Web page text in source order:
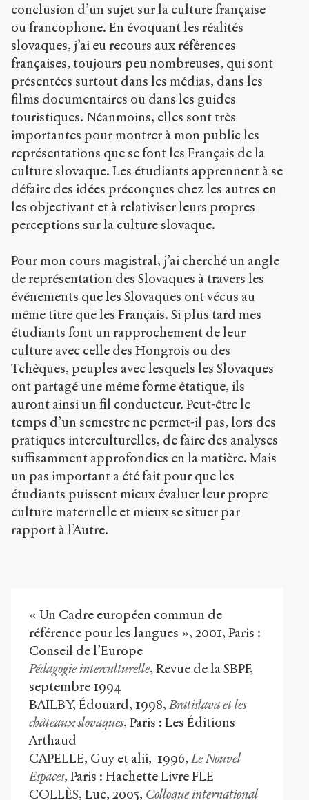
conclusion d’un sujet sur la culture française
ou francophone. En évoquant les réalités
slovaques, j’ai eu recours aux références
françaises, toujours peu nombreuses, qui sont
présentées surtout dans les médias, dans les
films documentaires ou dans les guides
touristiques. Néanmoins, elles sont très
importantes pour montrer à mon public les
représentations que se font les Français de la
culture slovaque. Les étudiants apprennent à se
défaire des idées préconçues chez les autres en
les objectivant et à relativiser leurs propres
perceptions sur la culture slovaque.
Pour mon cours magistral, j’ai cherché un angle
de représentation des Slovaques à travers les
événements que les Slovaques ont vécus au
même titre que les Français. Si plus tard mes
étudiants font un rapprochement de leur
culture avec celle des Hongrois ou des
Tchèques, peuples avec lesquels les Slovaques
ont partagé une même forme étatique, ils
auront ainsi un fil conducteur. Peut-être le
temps d’un semestre ne permet-il pas, lors des
pratiques interculturelles, de faire des analyses
suffisamment approfondies en la matière. Mais
un pas important a été fait pour que les
étudiants puissent mieux évaluer leur propre
culture maternelle et mieux se situer par
rapport à l’Autre.
« Un Cadre européen commun de
référence pour les langues », 2001, Paris :
Conseil de l’Europe
Pédagogie interculturelle, Revue de la SBPF,
septembre 1994
BAILBY, Édouard, 1998,Bratislava et les
châteaux slovaques, Paris : Les Éditions
Arthaud
CAPELLE, Guy et alii, 1996,Le Nouvel
Espaces, Paris : Hachette Livre FLE
COLLÈS, Luc, 2005, Colloque international